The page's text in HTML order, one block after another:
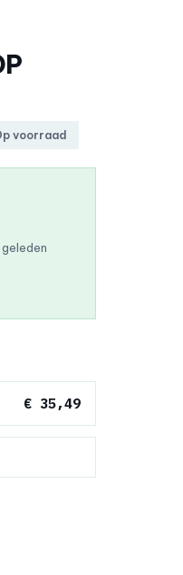
voorraad
€ 35,49